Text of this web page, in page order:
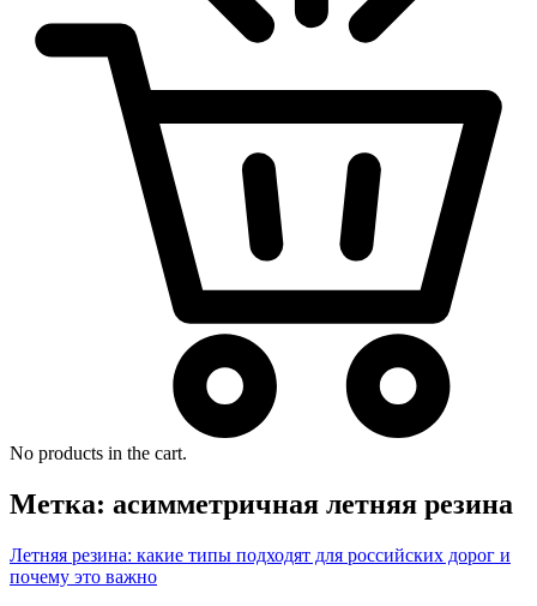
No products in the cart.
Метка: асимметричная летняя резина
Летняя резина: какие типы подходят для российских дорог и
почему это важно